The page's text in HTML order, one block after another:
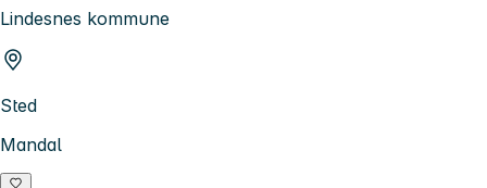
Lindesnes kommune
Sted
Mandal